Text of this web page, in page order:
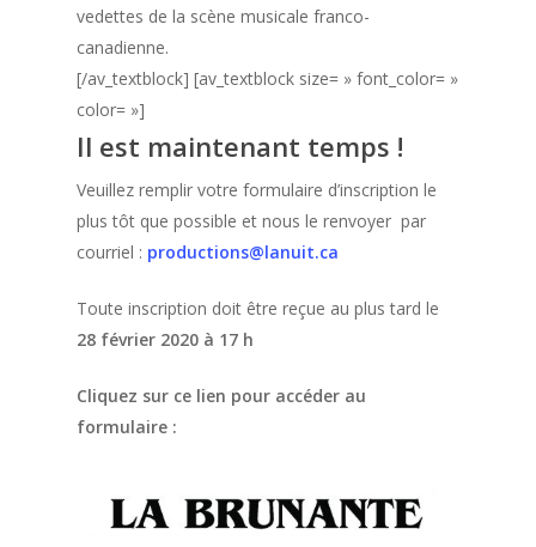
vedettes de la scène musicale franco-
canadienne.
[/av_textblock] [av_textblock size= » font_color= »
color= »]
Il est maintenant temps !
Veuillez remplir votre formulaire d’inscription le
plus tôt que possible et nous le renvoyer par
courriel : productions@lanuit.ca
Toute inscription doit être reçue au plus tard le
28 février 2020 à 17 h
Cliquez sur ce lien pour accéder au
formulaire :